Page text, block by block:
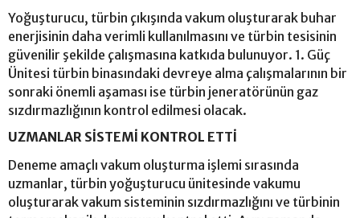
Yoğuşturucu, türbin çıkışında vakum oluşturarak buhar
enerjisinin daha verimli kullanılmasını ve türbin tesisinin
güvenilir şekilde çalışmasına katkıda bulunuyor. 1. Güç
Ünitesi türbin binasındaki devreye alma çalışmalarının bir
sonraki önemli aşaması ise türbin jeneratörünün gaz
sızdırmazlığının kontrol edilmesi olacak.
UZMANLAR SİSTEMİ KONTROL ETTİ
Deneme amaçlı vakum oluşturma işlemi sırasında
uzmanlar, türbin yoğuşturucu ünitesinde vakumu
oluşturarak vakum sisteminin sızdırmazlığını ve türbinin